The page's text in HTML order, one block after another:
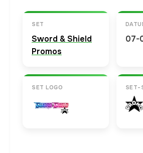
SET
Sword & Shield
Promos
07-
SET LOGO SET-